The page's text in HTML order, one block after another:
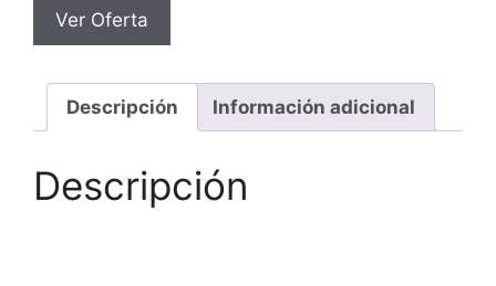
Ver Oferta
Descripción Información adicional
Descripción